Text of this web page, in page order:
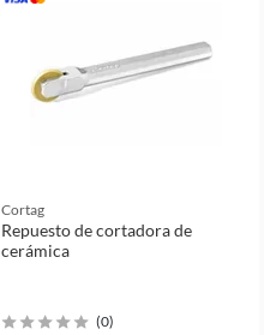
Cortag
Repuesto de cortadora de
cerámica
(0)